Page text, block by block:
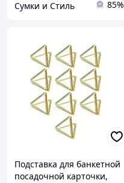
Сумки и Стиль 85%
Подставка для банкетной
посадочной карточки,